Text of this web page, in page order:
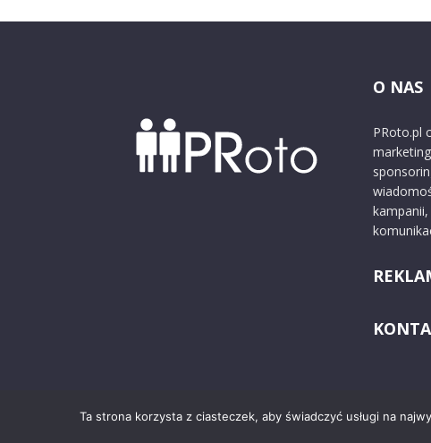
O NAS
PRoto.pl
© 2024 PRoto.pl
Ta strona korzysta z ciasteczek, aby świadczyć usługi na